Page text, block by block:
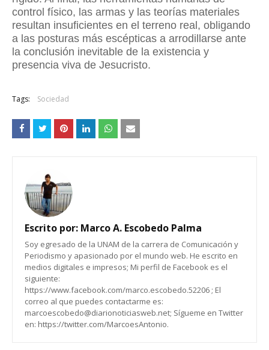
control físico, las armas y las teorías materiales
resultan insuficientes en el terreno real, obligando
a las posturas más escépticas a arrodillarse ante
la conclusión inevitable de la existencia y
presencia viva de Jesucristo.
Tags: Sociedad
Escrito por: Marco A. Escobedo Palma
Soy egresado de la UNAM de la carrera de Comunicación y
Periodismo y apasionado por el mundo web. He escrito en
medios digitales e impresos; Mi perfil de Facebook es el
siguiente:
https://www.facebook.com/marco.escobedo.52206 ; El
correo al que puedes contactarme es:
marcoescobedo@diarionoticiasweb.net; Sígueme en Twitter
en: https://twitter.com/MarcoesAntonio.